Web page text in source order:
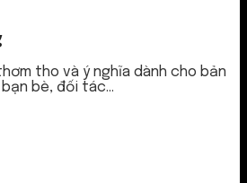
tho và ý nghĩa dành cho bản
bè, đối tác...